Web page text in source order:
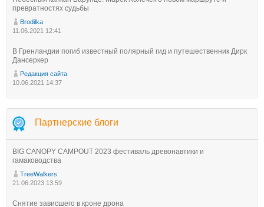
превратностях судьбы
Brodilka
11.06.2021 12:41
В Гренландии погиб известный полярный гид и путешественник Дирк
Дансеркер
Редакция сайта
10.06.2021 14:37
Партнерские блоги
BIG CANOPY CAMPOUT 2023 фестиваль древонавтики и
гамаководства
TreeWalkers
21.06.2023 13:59
Снятие зависшего в кроне дрона